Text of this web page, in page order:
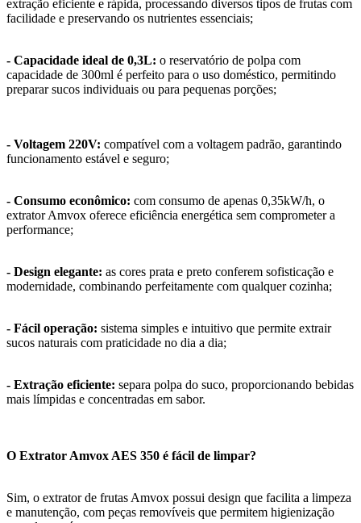
extração eficiente e rápida, processando diversos tipos de frutas com
facilidade e preservando os nutrientes essenciais;
- Capacidade ideal de 0,3L: o reservatório de polpa com
capacidade de 300ml é perfeito para o uso doméstico, permitindo
preparar sucos individuais ou para pequenas porções;
- Voltagem 220V: compatível com a voltagem padrão, garantindo
funcionamento estável e seguro;
- Consumo econômico: com consumo de apenas 0,35kW/h, o
extrator Amvox oferece eficiência energética sem comprometer a
performance;
- Design elegante: as cores prata e preto conferem sofisticação e
modernidade, combinando perfeitamente com qualquer cozinha;
- Fácil operação: sistema simples e intuitivo que permite extrair
sucos naturais com praticidade no dia a dia;
- Extração eficiente: separa polpa do suco, proporcionando bebidas
mais límpidas e concentradas em sabor.
O Extrator Amvox AES 350 é fácil de limpar?
Sim, o extrator de frutas Amvox possui design que facilita a limpeza
e manutenção, com peças removíveis que permitem higienização